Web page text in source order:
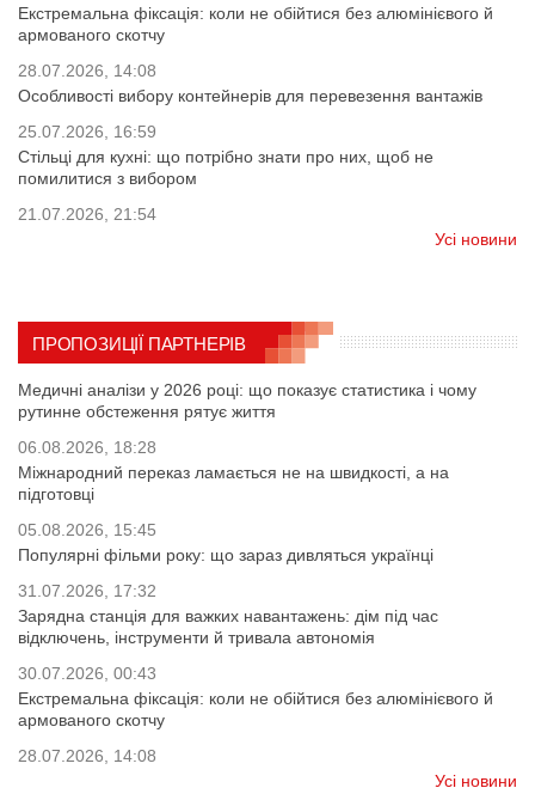
Екстремальна фіксація: коли не обійтися без алюмінієвого й
армованого скотчу
28.07.2026, 14:08
Особливості вибору контейнерів для перевезення вантажів
25.07.2026, 16:59
Стільці для кухні: що потрібно знати про них, щоб не
помилитися з вибором
21.07.2026, 21:54
Усі новини
ПРОПОЗИЦІЇ ПАРТНЕРІВ
Медичні аналізи у 2026 році: що показує статистика і чому
рутинне обстеження рятує життя
06.08.2026, 18:28
Міжнародний переказ ламається не на швидкості, а на
підготовці
05.08.2026, 15:45
Популярні фільми року: що зараз дивляться українці
31.07.2026, 17:32
Зарядна станція для важких навантажень: дім під час
відключень, інструменти й тривала автономія
30.07.2026, 00:43
Екстремальна фіксація: коли не обійтися без алюмінієвого й
армованого скотчу
28.07.2026, 14:08
Усі новини